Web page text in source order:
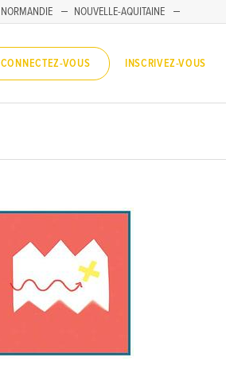
NORMANDIE
NOUVELLE-AQUITAINE
CONNECTEZ-VOUS INSCRIVEZ-VOUS